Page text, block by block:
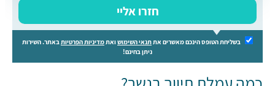
חזרו אליי
בשליחת הטופס הינכם מאשרים אתתנאי השימושואתמדיניות הפרטיותבאתר. השירות
ניתן בחינם!